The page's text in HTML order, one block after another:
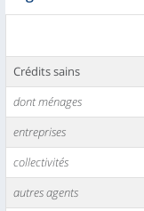
Crédits sains
dont ménages
entreprises
collectivités
autres agents